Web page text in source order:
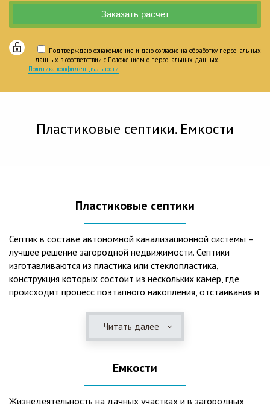
Подтверждаю ознакомление и даю согласие на обработку персональных
данных в соответствии с Положением о персональных данных.
Политика конфиденциальности
Пластиковые септики. Емкости
Пластиковые септики
Септик в составе автономной канализационной системы –
лучшее решение загородной недвижимости. Септики
изготавливаются из пластика или стеклопластика,
конструкция которых состоит из нескольких камер, где
происходит процесс поэтапного накопления, отстаивания и
длительный срок службы, так как не подвержены коррозии.
2. Обладают высокой прочностью – способны
состоянии. 3. Могут эксплуатироваться в любом регионе
России при любых низких температурах. 4. Полностью
герметичны, что дает гарантию по полной безопасности
Читать далее
Емкости
Жизнедеятельность на дачных участках и в загородных